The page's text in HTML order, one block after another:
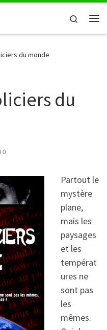
Search
du monde
du
Partout le
mystère
plane,
mais les
paysages
et les
températ
ures ne
sont pas
les
mêmes.